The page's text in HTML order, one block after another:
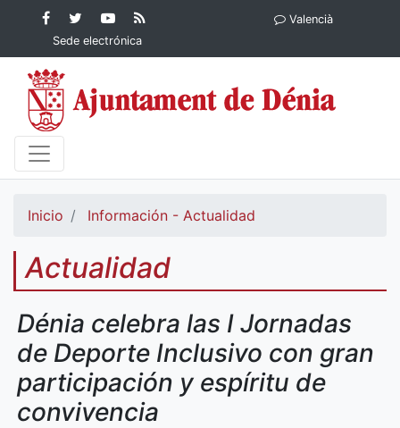
Contenido principalFacebook
Ayuntamiento de
Dénia
Ayuntamiento
de Dénia
YouTube
Ayuntamiento
de Dénia
Ayuntamiento
Sede electrónica
Valencià
Inicio Información - Actualidad
Actualidad
Dénia celebra las I Jornadas
de Deporte Inclusivo con gran
participación y espíritu de
convivencia